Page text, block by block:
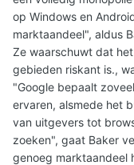
op Windows en
marktaandeel", aldus
Ze waarschuwt dat
gebieden riskant is.,
"Google bepaalt
ervaren, alsmede het
van uitgevers tot
zoeken", gaat Baker
genoeg marktaandeel